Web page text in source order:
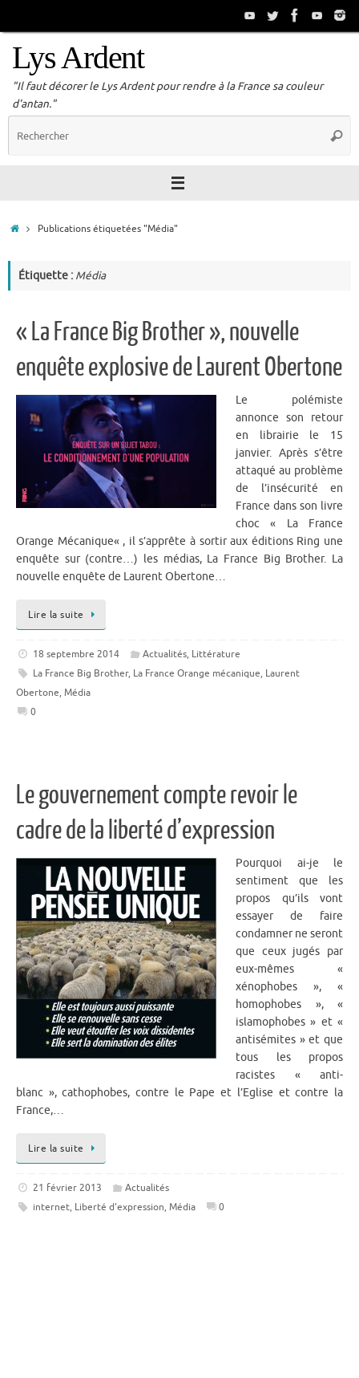
Lys Ardent
"Il faut décorer le Lys Ardent pour rendre à la France sa couleur
d'antan."
AccueilPublications étiquetées "Média"
Étiquette : Média
« La France Big Brother », nouvelle
enquête explosive de Laurent Obertone
Le polémiste
annonce son retour
en librairie le 15
janvier. Après s’être
attaqué au problème
de l’insécurité en
France dans son livre
choc « La France
Orange Mécanique« , il s’apprête à sortir aux éditions Ring une
enquête sur (contre…) les médias, La France Big Brother. La
nouvelle enquête de Laurent Obertone…
Lire la suite
18 septembre 2014 Actualités, Littérature
La France Big Brother, La France Orange mécanique, Laurent
Obertone, Média
0
Le gouvernement compte revoir le
cadre de la liberté d’expression
Pourquoi ai-je le
sentiment que les
propos qu’ils vont
essayer de faire
condamner ne seront
que ceux jugés par
eux-mêmes «
xénophobes », «
homophobes », «
islamophobes » et «
antisémites » et que
tous les propos
racistes « anti-
blanc », cathophobes, contre le Pape et l’Eglise et contre la
France,…
Lire la suite
21 février 2013
Actualités
internet, Liberté d'expression, Média 0